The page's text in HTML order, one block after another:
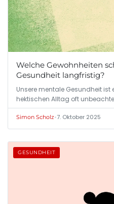
Welche Gewohnheiten
Gesundheit langfristig?
Unsere mentale Gesundheit ist
hektischen Alltag oft
Simon Scholz•7. Oktober 2025
GESUNDHEIT